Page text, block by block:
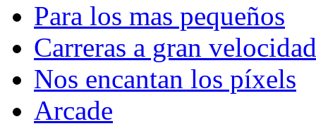
Para los mas pequeños
Carreras a gran velocidad
Nos encantan los píxels
Arcade